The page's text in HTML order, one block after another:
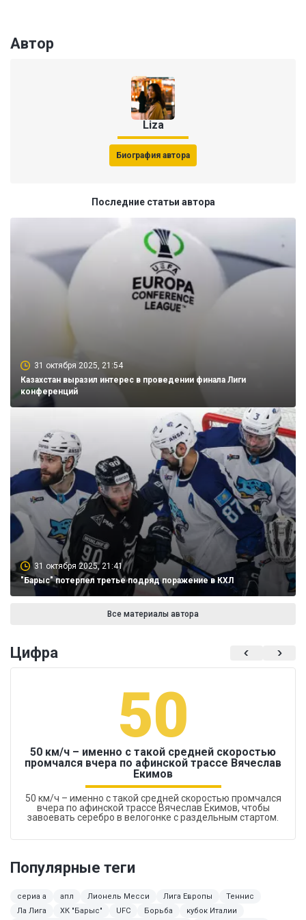
Автор
Liza
Биография автора
Последние статьи автора
31 октября 2025, 21:54
Казахстан выразил интерес в проведении финала Лиги
конференций
31 октября 2025, 21:41
"Барыс" потерпел третье подряд поражение в КХЛ
Все материалы автора
Цифра
50
50 км/ч – именно с такой средней скоростью
промчался вчера по афинской трассе Вячеслав
Екимов
50 км/ч – именно с такой средней скоростью промчался
вчера по афинской трассе Вячеслав Екимов, чтобы
завоевать серебро в велогонке с раздельным стартом.
Популярные теги
сериа а апл Лионель Месси Лига Европы
Теннис
Ла Лига
ХК "Барыс" UFC Борьба
кубок Италии